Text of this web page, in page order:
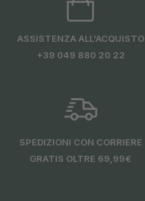
ASSISTENZA ALL'ACQUISTO
+39 049 880 20 22
SPEDIZIONI CON CORRIERE
GRATIS OLTRE 69,99€